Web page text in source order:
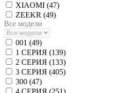
XIAOMI (47)
ZEEKR (49)
Все модели
001 (49)
1 СЕРИЯ (139)
2 СЕРИЯ (133)
3 СЕРИЯ (405)
300 (47)
4 СЕРИЯ (251)